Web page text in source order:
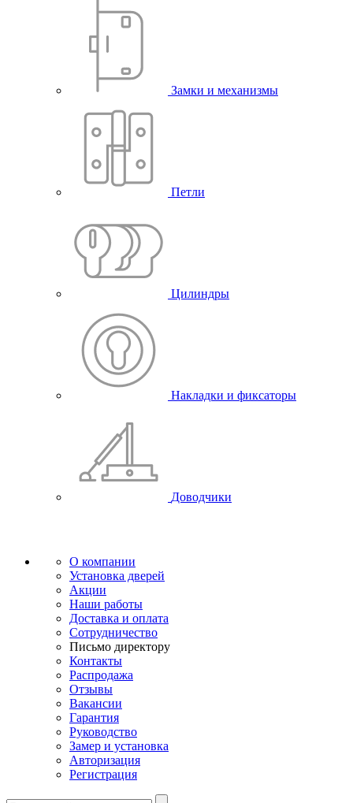
Замки и механизмы
Петли
Цилиндры
Накладки и фиксаторы
Доводчики
О компании
Установка дверей
Акции
Наши работы
Доставка и оплата
Сотрудничество
Письмо директору
Контакты
Распродажа
Отзывы
Вакансии
Гарантия
Руководство
Замер и установка
Авторизация
Регистрация